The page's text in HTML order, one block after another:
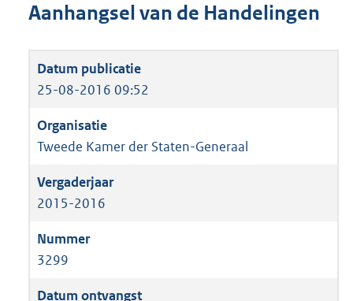
Aanhangsel van de Handelingen
25-08-2016 09:52
Tweede Kamer der Staten-Generaal
2015-2016
3299